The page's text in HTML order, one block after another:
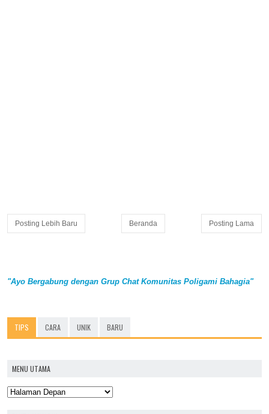
Posting Lebih Baru Posting Lama
Beranda
"Ayo Bergabung dengan Grup Chat Komunitas Poligami Bahagia"
TIPS CARA UNIK BARU
MENU UTAMA